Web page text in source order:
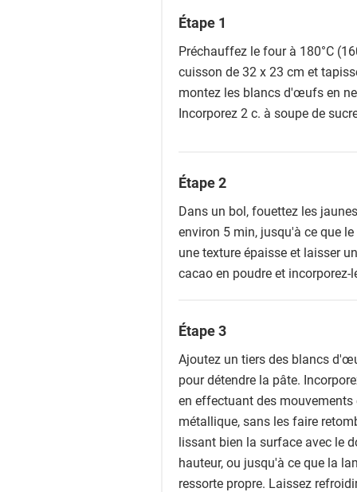
Étape 1
Préchauffez le four à 180°C
cuisson de 32 x 23 cm et
montez les blancs d'œufs en
Incorporez 2 c. à soupe de
Étape 2
Dans un bol, fouettez les
environ 5 min, jusqu'à ce que
une texture épaisse et laisser
cacao en poudre et incorporez-
Étape 3
Ajoutez un tiers des blancs
pour détendre la pâte.
en effectuant des
métallique, sans les faire
lissant bien la surface avec le
hauteur, ou jusqu'à ce que la
ressorte propre. Laissez